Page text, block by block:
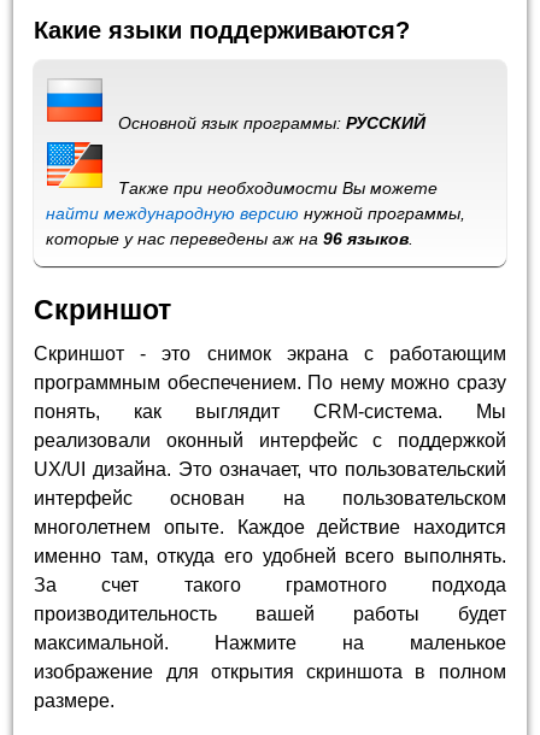
Какие языки поддерживаются?
Основной язык программы:РУССКИЙ
Также при необходимости Вы можете
найти международную версию нужной программы,
которые у нас переведены аж на96 языков
Скриншот
Скриншот - это снимок экрана с работающим
программным обеспечением. По нему можно сразу
понять, как выглядит CRM-система. Мы
реализовали оконный интерфейс с поддержкой
UX/UI дизайна. Это означает, что пользовательский
интерфейс основан на пользовательском
многолетнем опыте. Каждое действие находится
именно там, откуда его удобней всего выполнять.
За счет такого грамотного подхода
производительность вашей работы будет
максимальной. Нажмите на маленькое
изображение для открытия скриншота в полном
размере.